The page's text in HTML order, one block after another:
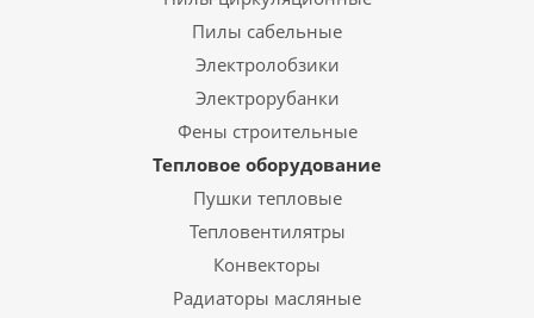
Пилы сабельные
Электролобзики
Электрорубанки
Фены строительные
Тепловое оборудование
Пушки тепловые
Тепловентилятры
Конвекторы
Радиаторы масляные